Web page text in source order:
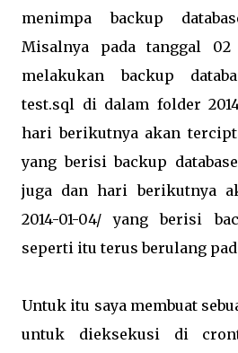
menimpa backup
Misalnya pada tanggal 02
melakukan backup
test.sql di dalam folder
hari berikutnya akan
yang berisi backup
juga dan hari berikutnya
2014-01-04/ yang berisi
seperti itu terus berulang
Untuk itu saya membuat
untuk dieksekusi di